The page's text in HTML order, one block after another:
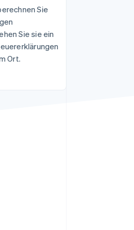
Stripe-Sessions 2026
Erfahren Sie, wie Stripe
Lösungen für die
Wirtschaftsinfrastruktur
Sie
Sie sie ein
Ort.